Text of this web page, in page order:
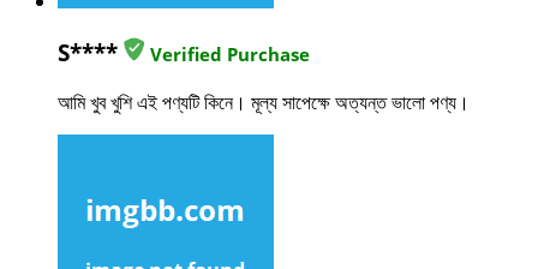
S**** Verified Purchase
আমি খুব খুশি এই পণ্যটি কিনে। মূল্য সাপেক্ষে অত্যন্ত ভালো পণ্য।